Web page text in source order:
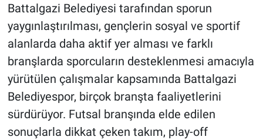
Battalgazi Belediyesi tarafından sporun
yaygınlaştırılması, gençlerin sosyal ve sportif
alanlarda daha aktif yer alması ve farklı
branşlarda sporcuların desteklenmesi amacıyla
yürütülen çalışmalar kapsamında Battalgazi
Belediyespor, birçok branşta faaliyetlerini
sürdürüyor. Futsal branşında elde edilen
sonuçlarla dikkat çeken takım, play-off